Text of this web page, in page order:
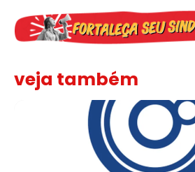
veja também
Sindicato leva reivindicações à TV